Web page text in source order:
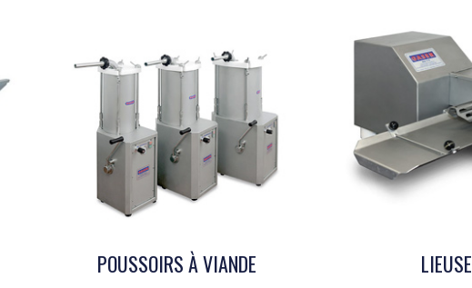
POUSSOIRS À VIANDE LIEUSE